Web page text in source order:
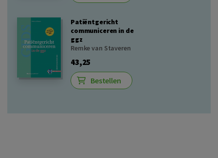
Patiëntgericht
communiceren in de
ggz
Remke van Staveren
43,25
Bestellen